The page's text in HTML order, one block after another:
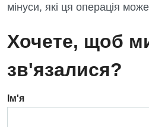
мінуси, які ця операція
Хочете, щоб
зв'язалися?
Ім'я